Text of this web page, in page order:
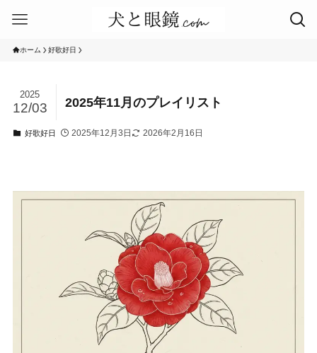
ホーム 好歌好日
2025年11月のプレイリスト
2025
12/03
好歌好日 2025年12月3日 2026年2月16日